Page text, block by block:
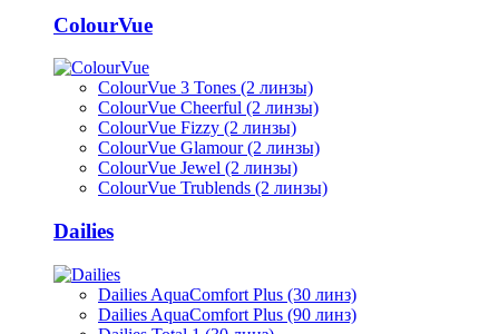
ColourVue
ColourVue 3 Tones (2 линзы)
ColourVue Cheerful (2 линзы)
ColourVue Fizzy (2 линзы)
ColourVue Glamour (2 линзы)
ColourVue Jewel (2 линзы)
ColourVue Trublends (2 линзы)
Dailies
Dailies AquaComfort Plus (30 линз)
Dailies AquaComfort Plus (90 линз)